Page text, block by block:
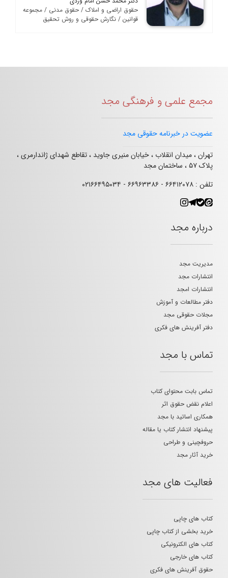
حقوق اراضی و املاک / حقوق مدنی / مجموعه
قوانین / نگارش حقوقی و روش تحقیق
مجمع علمی و فرهنگی مجد
عضویت در خبرنامه حقوقی مجد
تهران ، میدان انقلاب ، خیابان منیری جاوید ، تقاطع شهدای ژاندارمری ،
پلاک ۵۷ ، ساختمان مجد
تلفن : ۶۶۴۱۲۰۷۸ - ۶۶۹۶۳۳۸۶ - ۰۲۱۶۶۴۹۵۰۳۴
درباره مجد
مدیریت مجد
انتشارات مجد
انتشارات امجد
دفتر مطالعات و آموزش
مجلات حقوقی مجد
دفتر آفرینش های فکری
تماس با مجد
تماس بابت محتوای کتاب
اعلام نقض حقوق اثر
همکاری اساتید با مجد
پیشنهاد انتشار کتاب یا مقاله
حروفچینی و طراحی
خرید آثار مجد
فعالیت های مجد
کتاب های چاپی
خرید بخشی از کتاب چاپی
کتاب های الکترونیکی
کتاب های خارجی
حقوق آفرینش های فکری